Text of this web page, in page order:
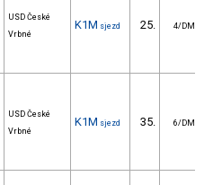
USD České
Vrbné
K1M sjezd 25. 4/DM
USD České
Vrbné
K1M sjezd 35. 6/DM